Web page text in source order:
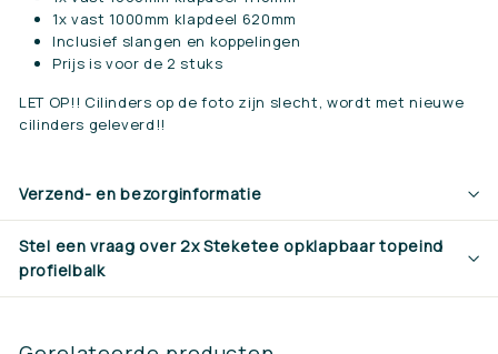
1x vast 1000mm klapdeel 620mm
Inclusief slangen en koppelingen
Prijs is voor de 2 stuks
LET OP!! Cilinders op de foto zijn slecht, wordt met nieuwe
cilinders geleverd!!
Verzend- en bezorginformatie
Stel een vraag over 2x Steketee opklapbaar topeind
profielbalk